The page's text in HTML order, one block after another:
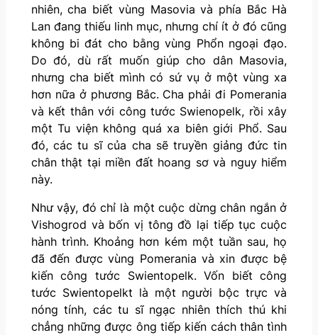
nhiên, cha biết vùng Masovia và phía Bắc Hà
Lan đang thiếu linh mục, nhưng chí ít ở đó cũng
không bi đát cho bằng vùng Phổn ngoại đạo.
Do đó, dù rất muốn giúp cho dân Masovia,
nhưng cha biết mình có sứ vụ ở một vùng xa
hơn nữa ở phương Bắc. Cha phải đi Pomerania
và kết thân với công tước Swienopelk, rồi xây
một Tu viện không quá xa biên giới Phổ. Sau
đó, các tu sĩ của cha sẽ truyền giảng đức tin
chân thật tại miền đất hoang sơ và nguy hiểm
này.
Như vậy, đó chỉ là một cuộc dừng chân ngắn ở
Vishogrod và bốn vị tông đồ lại tiếp tục cuộc
hành trình. Khoảng hơn kém một tuần sau, họ
đã đến được vùng Pomerania và xin được bệ
kiến công tước Swientopelk. Vốn biết công
tước Swientopelkt là một người bộc trực và
nóng tính, các tu sĩ ngạc nhiên thích thú khi
chẳng những được ông tiếp kiến cách thân tình